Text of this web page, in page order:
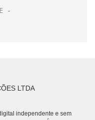
LTDA
independente e sem